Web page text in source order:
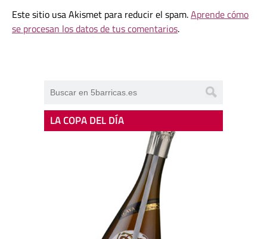
Este sitio usa Akismet para reducir el spam.Aprende cómo
se procesan los datos de tus comentarios.
LA COPA DEL DÍA